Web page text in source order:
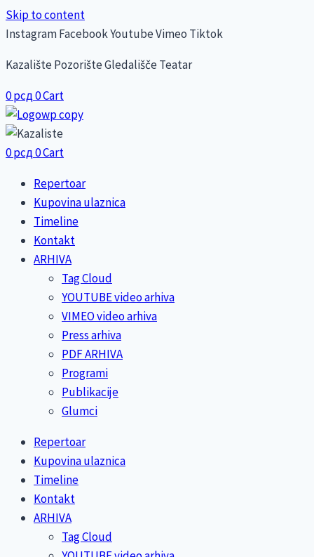
Skip to content
InstagramFacebookYoutubeVimeo Tiktok
Kazalište Pozorište Gledališče Teatar
0рсд0Cart
0рсд0Cart
Repertoar
Kupovina ulaznica
Timeline
Kontakt
ARHIVA
Tag Cloud
YOUTUBE video arhiva
VIMEO video arhiva
Press arhiva
PDF ARHIVA
Programi
Publikacije
Glumci
Repertoar
Kupovina ulaznica
Timeline
Kontakt
ARHIVA
Tag Cloud